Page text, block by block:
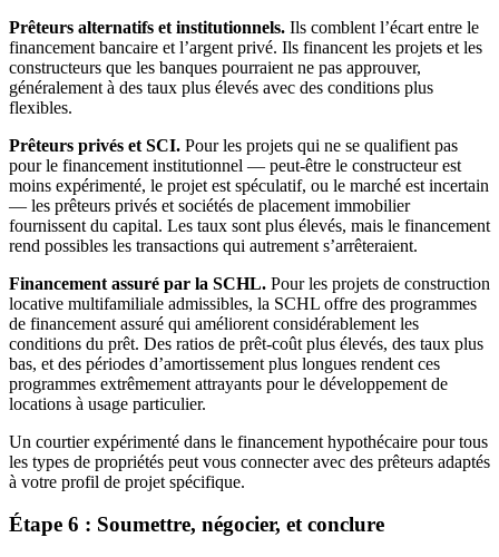
Prêteurs alternatifs et institutionnels. Ils comblent l’écart entre le
financement bancaire et l’argent privé. Ils financent les projets et les
constructeurs que les banques pourraient ne pas approuver,
généralement à des taux plus élevés avec des conditions plus
flexibles.
Prêteurs privés et SCI. Pour les projets qui ne se qualifient pas
pour le financement institutionnel — peut-être le constructeur est
moins expérimenté, le projet est spéculatif, ou le marché est incertain
— les prêteurs privés et sociétés de placement immobilier
fournissent du capital. Les taux sont plus élevés, mais le financement
rend possibles les transactions qui autrement s’arrêteraient.
Financement assuré par la SCHL. Pour les projets de construction
locative multifamiliale admissibles, la SCHL offre des programmes
de financement assuré qui améliorent considérablement les
conditions du prêt. Des ratios de prêt-coût plus élevés, des taux plus
bas, et des périodes d’amortissement plus longues rendent ces
programmes extrêmement attrayants pour le développement de
locations à usage particulier.
Un courtier expérimenté dans le financement hypothécaire pour tous
les types de propriétés peut vous connecter avec des prêteurs adaptés
à votre profil de projet spécifique.
Étape 6 : Soumettre, négocier, et conclure